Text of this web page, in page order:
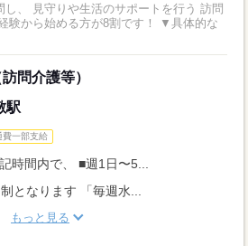
し、 見守りや生活のサポートを行う 訪問
問介護等）
駅
費一部支給
時間内で、 ■週1日〜5...
となります 「毎週水...
もっと見る